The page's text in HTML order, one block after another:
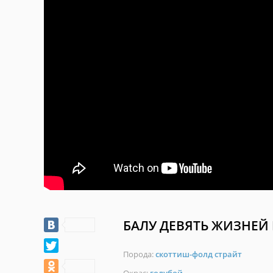
БАЛУ ДЕВЯТЬ ЖИЗНЕЙ
Порода:скоттиш-фолд страйт